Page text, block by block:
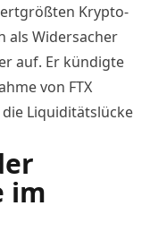
Krypto-
als Widersacher
auf. Er kündigte
von FTX
Liquiditätslücke
im